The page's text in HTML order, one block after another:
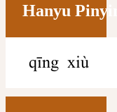
Hanyu Pinyin
qīng xiù